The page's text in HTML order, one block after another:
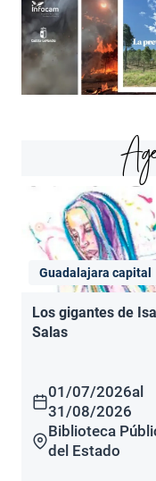
Guadalajara capital
Los gigantes de
Salas
01/07/2026al
31/08/2026
Biblioteca
del Estado